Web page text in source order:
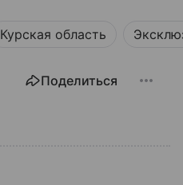
Курская область
Поделиться